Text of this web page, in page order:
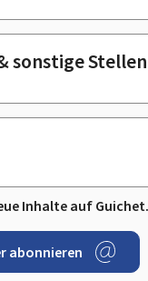
sonstige Stellen
Inhalte auf
abonnieren